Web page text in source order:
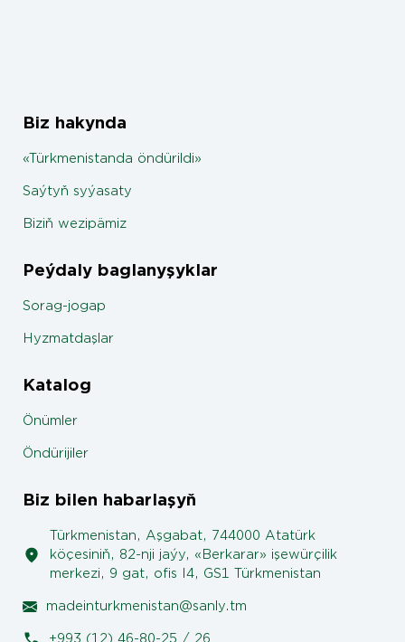
Biz hakynda
«Türkmenistanda öndürildi»
Saýtyň syýasaty
Biziň wezipämiz
Peýdaly baglanyşyklar
Sorag-jogap
Hyzmatdaşlar
Katalog
Önümler
Öndürijiler
Biz bilen habarlaşyň
Türkmenistan, Aşgabat, 744000 Atatürk
köçesiniň, 82-nji jaýy, «Berkarar» işewürçilik
merkezi, 9 gat, ofis I4, GS1 Türkmenistan
madeinturkmenistan@sanly.tm
+993 (12) 46-80-25 / 26